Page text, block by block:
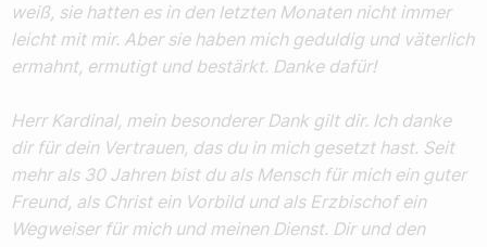
weiß, sie hatten es in den letzten Monaten nicht immer
leicht mit mir. Aber sie haben mich geduldig und väterlich
ermahnt, ermutigt und bestärkt. Danke dafür!
Herr Kardinal, mein besonderer Dank gilt dir. Ich danke
dir für dein Vertrauen, das du in mich gesetzt hast. Seit
mehr als 30 Jahren bist du als Mensch für mich ein guter
Freund, als Christ ein Vorbild und als Erzbischof ein
Wegweiser für mich und meinen Dienst. Dir und den